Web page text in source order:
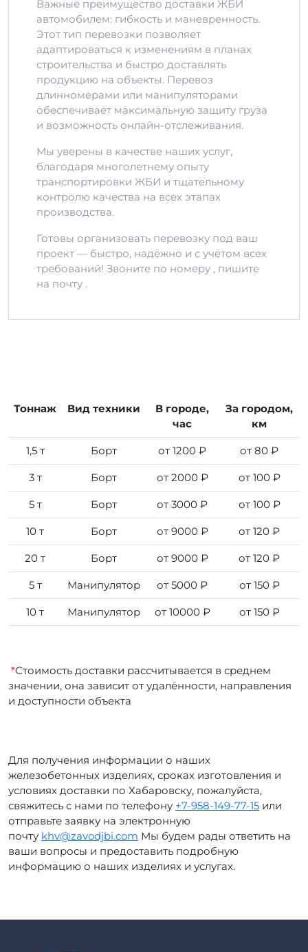
Важные преимущество доставки ЖБИ
автомобилем: гибкость и маневренность.
Этот тип перевозки позволяет
адаптироваться к изменениям в планах
строительства и быстро доставлять
продукцию на объекты. Перевоз
длинномерами или манипуляторами
обеспечивает максимальную защиту груза
и возможность онлайн-отслеживания.
Мы уверены в качестве наших услуг,
благодаря многолетнему опыту
транспортировки ЖБИ и тщательному
контролю качества на всех этапах
производства.
Готовы организовать перевозку под ваш
проект — быстро, надёжно и с учётом всех
требований! Звоните по номеру , пишите
на почту .
Тоннаж Вид техники
В городе,
час
За городом,
км
1,5 т Борт от 1200 ₽ от 80 ₽
3 т Борт от 2000 ₽ от 100 ₽
5 т Борт от 3000 ₽ от 100 ₽
10 т Борт от 9000 ₽ от 120 ₽
20 т Борт от 9000 ₽ от 120 ₽
5 т Манипулятор от 5000 ₽ от 150 ₽
10 т Манипулятор от 10000 ₽ от 150 ₽
*Стоимость доставки рассчитывается в среднем
значении, она зависит от удалённости, направления
и доступности объекта
Для получения информации о наших
железобетонных изделиях, сроках изготовления и
условиях доставки по Хабаровску, пожалуйста,
свяжитесь с нами по телефону +7-958-149-77-15 или
отправьте заявку на электронную
почту khv@zavodjbi.com Мы будем рады ответить на
ваши вопросы и предоставить подробную
информацию о наших изделиях и услугах.